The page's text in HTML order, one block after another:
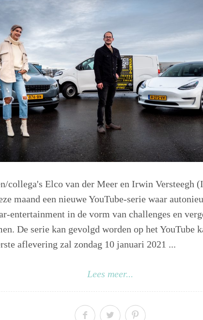
collega's Elco van der Meer en Irwin Versteegh
maand een nieuwe YouTube-serie waar
entertainment in de vorm van challenges en
De serie kan gevolgd worden op het YouTube
aflevering zal zondag 10 januari 2021 ...
Lees meer...